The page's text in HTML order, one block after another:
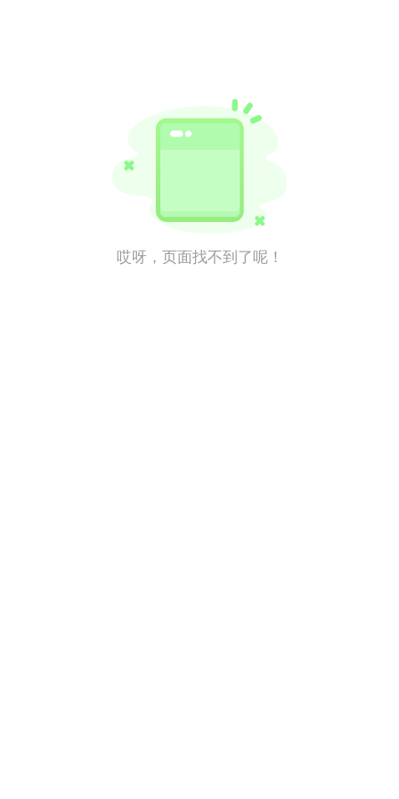
哎呀，页面找不到了呢！